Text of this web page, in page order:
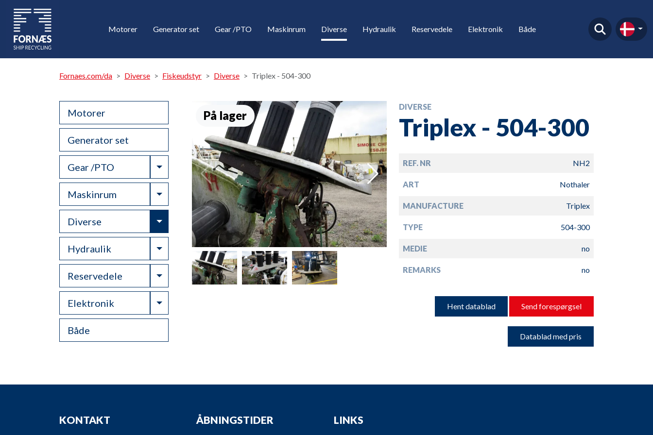
Motorer Generator set Gear /PTO Maskinrum Diverse Hydraulik Reservedele Elektronik Både
Fornaes.com/da Diverse Fiskeudstyr Diverse Triplex - 504-300
Motorer
Generator set
Gear /PTO Toggle Dropdown
Maskinrum Toggle Dropdown
Diverse Toggle Dropdown
Hydraulik Toggle Dropdown
Reservedele Toggle Dropdown
Elektronik Toggle Dropdown
Både
På lager
DIVERSE
Triplex - 504-300
REF. NR NH2
ART Nothaler
MANUFACTURE Triplex
TYPE 504-300
MEDIE no
REMARKS no
Hent datablad Send forespørgsel
Datablad med pris
KONTAKT ÅBNINGSTIDER LINKS